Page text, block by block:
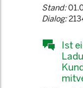
Stand:
Dialog:
Ist